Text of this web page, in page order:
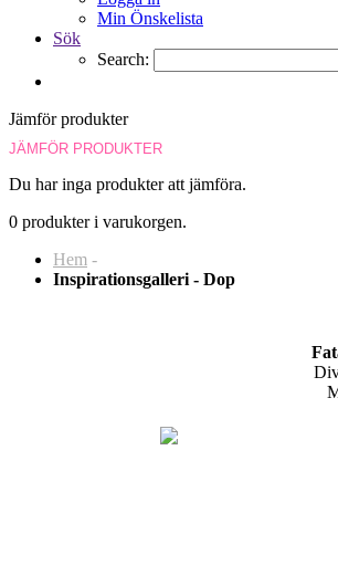
Min Önskelista
Sök
Search:
Jämför produkter
JÄMFÖR PRODUKTER
Du har inga produkter att jämföra.
0 produkter i varukorgen.
Hem -
Inspirationsgalleri - Dop